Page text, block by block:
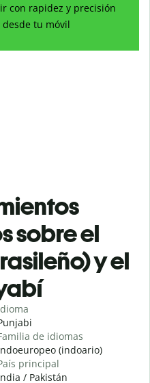
con rapidez y precisión
tu móvil
sobre el
y el
de idiomas
(indoario)
principal
/ Pakistán